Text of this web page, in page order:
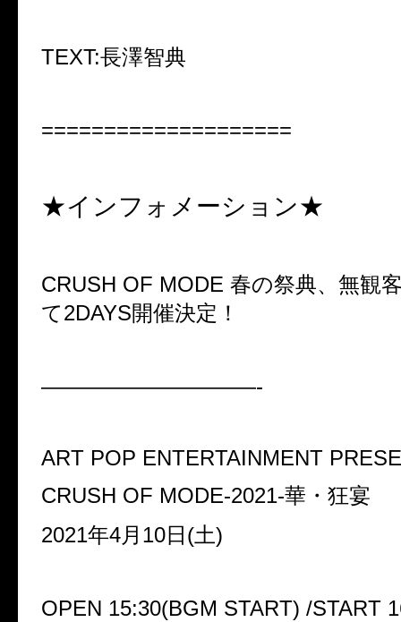
TEXT:長澤智典
====================
★インフォメーション★
CRUSH OF MODE 春の祭典、無観
て2DAYS開催決定！
——————————-
ART POP ENTERTAINMENT
CRUSH OF MODE-2021-華・狂宴
2021年4月 10日 (土)
OPEN 15:30(BGM START) /START